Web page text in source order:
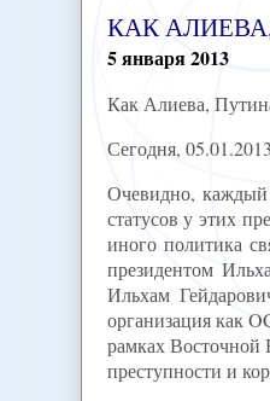
КАК
5января2013
Как Алиева,
Сегодня,
Очевидно, каждый
статусов у этих
иного политика
президентом
Ильхам
организация как
рамках Восточной
преступности и